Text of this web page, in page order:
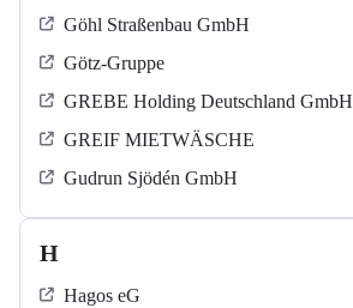
Göhl Straßenbau GmbH
Götz-Gruppe
GREBE Holding Deutschland GmbH
GREIF MIETWÄSCHE
Gudrun Sjödén GmbH
H
Hagos eG